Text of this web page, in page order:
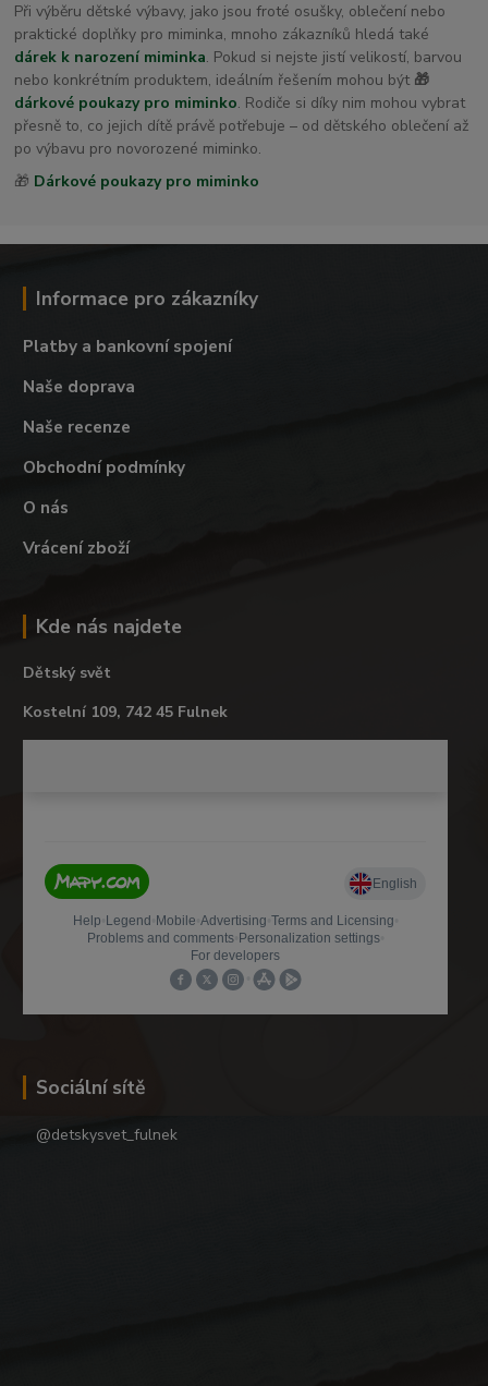
Při výběru dětské výbavy, jako jsou froté osušky, oblečení nebo
praktické doplňky pro miminka, mnoho zákazníků hledá také
dárek k narození miminka. Pokud si nejste jistí velikostí, barvou
nebo konkrétním produktem, ideálním řešením mohou být 🎁
dárkové poukazy pro miminko. Rodiče si díky nim mohou vybrat
přesně to, co jejich dítě právě potřebuje – od dětského oblečení až
po výbavu pro novorozené miminko.
🎁 Dárkové poukazy pro miminko
Informace pro zákazníky
Platby a bankovní spojení
Naše doprava
Naše recenze
Obchodní podmínky
O nás
Vrácení zboží
Kde nás najdete
Dětský svět
Kostelní 109, 742 45 Fulnek
Sociální sítě
@detskysvet_fulnek